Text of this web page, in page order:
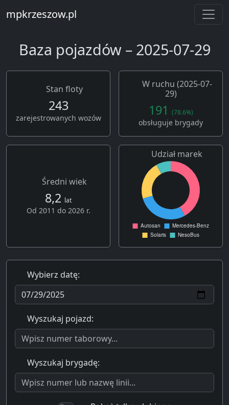
mpkrzeszow.pl
Baza pojazdów – 2025-07-29
Stan floty
243
zarejestrowanych wozów
W ruchu (2025-07-
29)
191 (78.6%)
obsługuje brygady
Średni wiek
8,2 lat
Od 2011 do 2026 r.
Udział marek
Wybierz datę:
Wyszukaj pojazd:
Wyszukaj brygadę: